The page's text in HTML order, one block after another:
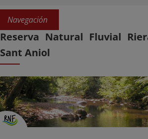
Navegación
Reserva Natural Fluvial
Sant Aniol